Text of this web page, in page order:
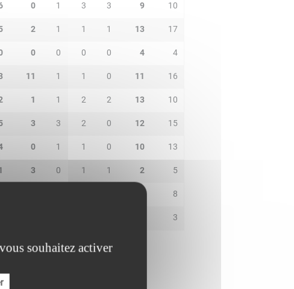
0 1 3 3 9 10
2 1 1 1 13 17
0 0 0 0 4 4
11 1 1 0 11 16
1 1 2 2 13 10
3 3 2 0 12 15
0 1 1 0 10 13
3 0 1 1 2 5
8
3
souhaitez activer